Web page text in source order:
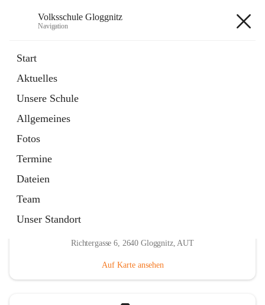
Volksschule Gloggnitz
Navigation
Start
Aktuelles
Unsere Schule
Allgemeines
Fotos
Termine
Dateien
Team
Unser Standort
Seite
in
Tab
Elternverein
öffnet
in
neuem
Tab
Richtergasse 6, 2640 Gloggnitz, AUT
Auf Karte ansehen